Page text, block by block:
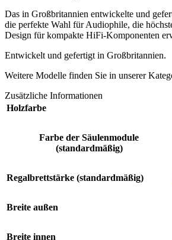
Das in Großbritannien entwickelte und
die perfekte Wahl für Audiophile, die
Design für kompakte HiFi-Komponenten
Entwickelt und gefertigt in Großbritannien.
Weitere Modelle finden Sie in unserer
Zusätzliche Informationen
Holzfarbe
Farbe der Säulenmodule
(standardmäßig)
Regalbrettstärke (standardmäßig)
Breite außen
Breite innen